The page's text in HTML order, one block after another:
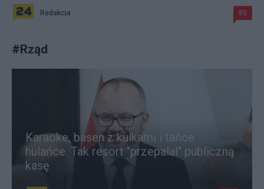
Redakcja 85
#Rząd
Karaoke, basen z kulkami i tańce
hulańce. Tak resort "przepalał" publiczną
kasę